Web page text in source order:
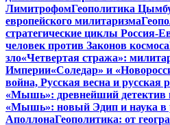
ЛимитрофомГеополитика
европейского милитаризма
стратегические циклы Россия-
человек против Законов космоса
зло«Четвертая стража»:
Империи«Соледар» и
война, Русская весна и русская
«Мышь»: древнейший детектив
«Мышь»: новый Эдип и наука в
АполлонаГеополитика: от